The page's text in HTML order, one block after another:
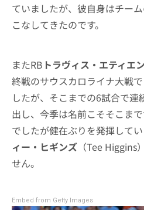
ていましたが、彼自身はチー
こなしてきたのです。
またRB トラヴィス・エティエン
終戦のサウスカロライナ大戦
したが、そこまでの6試合で連
出し、今季は名前こそそこま
でしたが健在ぶりを発揮して
ィー・ヒギンズ （Tee
せん。
Embed from Getty Images